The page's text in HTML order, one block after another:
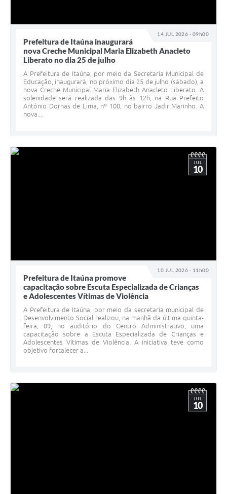
14 JUL 2026 - 09h00
Prefeitura de Itaúna inaugurará
nova Creche Municipal Maria Elizabeth Anacleto
Liberato no dia 25 de julho
A Prefeitura de Itaúna, por meio da Secretaria Municipal de
Educação, inaugurará, no próximo dia 25 de julho (sábado), a
nova Creche Municipal Maria Elizabeth Anacleto Liberato. A
solenidade será realizada das 9h às 12h, na Rua Prefeito
Antônio Dornas de Lima, nº 100, no bairro Jadir Marinho. A
nova...
10 JUL 2026 - 11h00
JUL
10
Prefeitura de Itaúna promove
capacitação sobre Escuta Especializada de Crianças
e Adolescentes Vítimas de Violência
A Prefeitura de Itaúna, por meio da secretaria municipal de
Desenvolvimento Social realizou, na manhã da última quinta-
feira, 09, no auditório do Centro Administrativo, uma
capacitação sobre a Escuta Especializada de Crianças e
Adolescentes Vítimas de Violência. A iniciativa teve como
objetivo fortalecer a...
JUL
10